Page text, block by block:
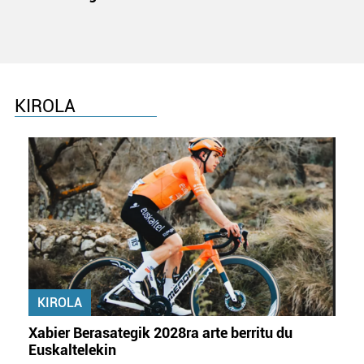
KIROLA
KIROLA
Xabier Berasategik 2028ra arte berritu du
Euskaltelekin